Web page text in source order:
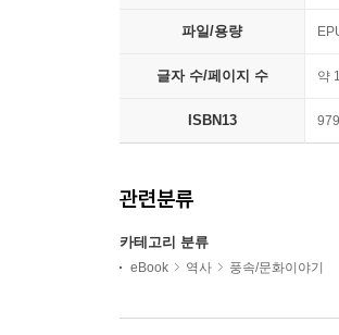
파일/용량
글자 수/페이지 수 약
ISBN13
관련분류
카테고리 분류
eBook 역사 풍속/문화이야기